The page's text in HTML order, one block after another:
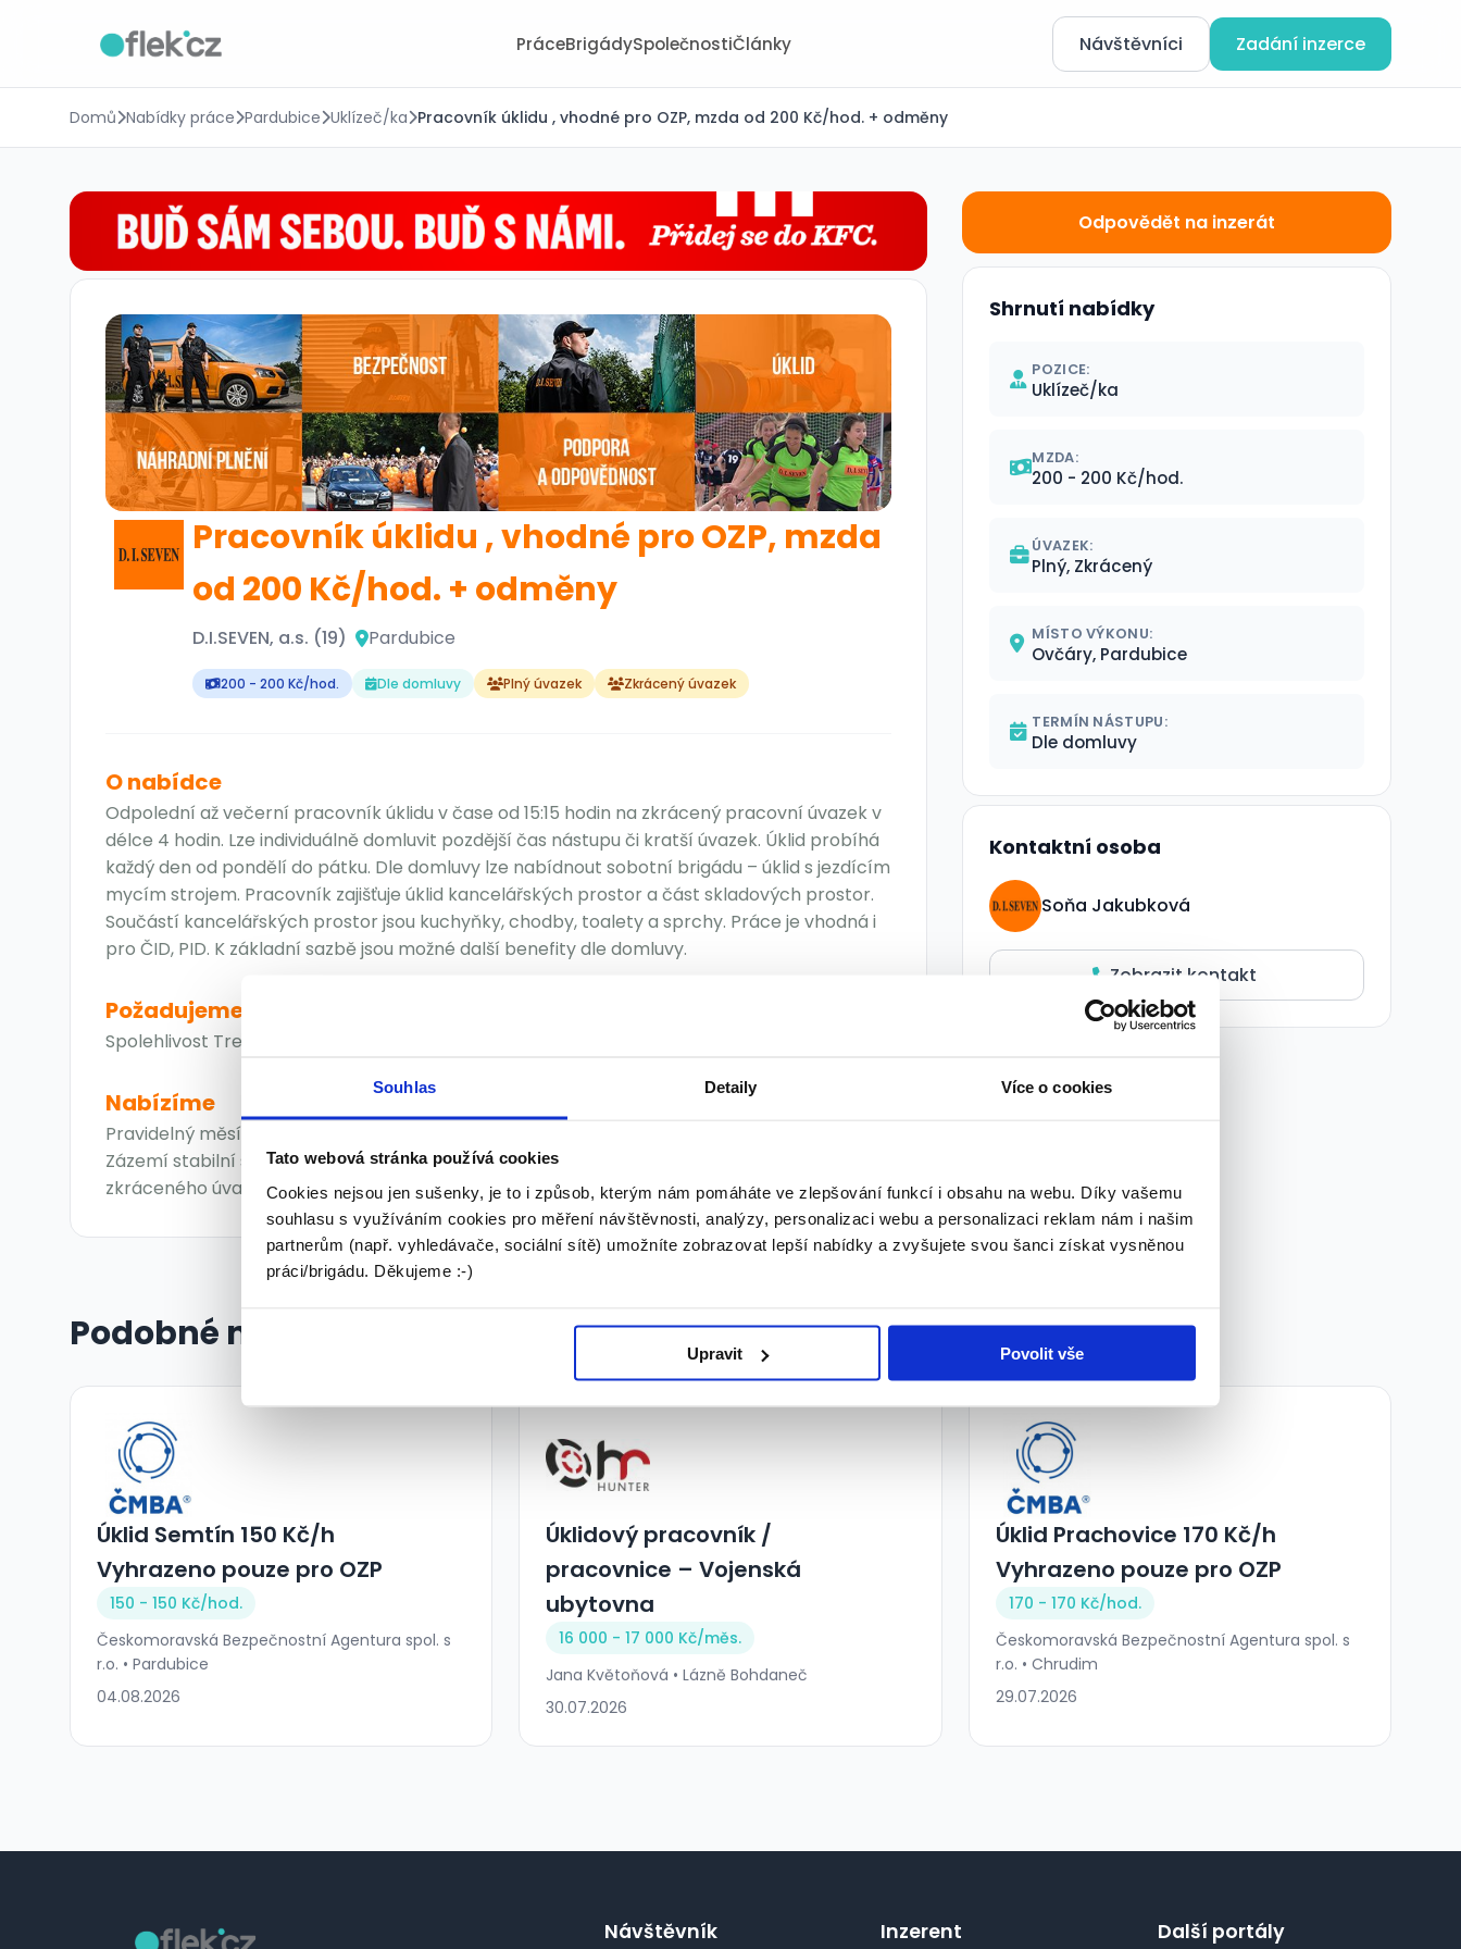
Souhlas Detaily Více o cookies
Tato webová stránka používá cookies
Cookies nejsou jen sušenky, je to i způsob, kterým nám pomáháte ve zlepšování funkcí i obsahu na webu. Díky vašemu
souhlasu s využíváním cookies pro měření návštěvnosti, analýzy, personalizaci webu a personalizaci reklam nám i našim
partnerům (např. vyhledávače, sociální sítě) umožníte zobrazovat lepší nabídky a zvyšujete svou šanci získat vysněnou
práci/brigádu. Děkujeme :-)
Upravit Povolit vše
PráceBrigádySpolečnostiČlánky Návštěvníci Zadání inzerce
Domů Nabídky práce Pardubice Uklízeč/ka Pracovník úklidu , vhodné pro OZP, mzda od 200 Kč/hod. + odměny
Pracovník úklidu , vhodné pro OZP, mzda
od 200 Kč/hod. + odměny
D.I.SEVEN, a.s. (19) Pardubice
200 - 200 Kč/hod. Dle domluvy Plný úvazek Zkrácený úvazek
O nabídce
Odpolední až večerní pracovník úklidu v čase od 15:15 hodin na zkrácený pracovní úvazek v
délce 4 hodin. Lze individuálně domluvit pozdější čas nástupu či kratší úvazek. Úklid probíhá
každý den od pondělí do pátku. Dle domluvy lze nabídnout sobotní brigádu – úklid s jezdícím
mycím strojem. Pracovník zajišťuje úklid kancelářských prostor a část skladových prostor.
Součástí kancelářských prostor jsou kuchyňky, chodby, toalety a sprchy. Práce je vhodná i
pro ČID, PID. K základní sazbě jsou možné další benefity dle domluvy.
Požadujeme
Spolehlivost Trestní bezúhonnost Samostatnost Pracovitost
Nabízíme
Pravidelný měsíční příjem Vhodné pro ČID, PID, ZPS Nestereotypní a zajímavá práce
Zázemí stabilní společnosti s dlouholetou tradicí Dlouhodobou spolupráci Možnost
zkráceného úvazku
Odpovědět na inzerát
Shrnutí nabídky
POZICE:
Uklízeč/ka
MZDA:
200 - 200 Kč/hod.
ÚVAZEK:
Plný, Zkrácený
MÍSTO VÝKONU:
Ovčáry, Pardubice
TERMÍN NÁSTUPU:
Dle domluvy
Kontaktní osoba
Soňa Jakubková
Zobrazit kontakt
Podobné nabídky
Úklid Semtín 150 Kč/h
Vyhrazeno pouze pro OZP
150 - 150 Kč/hod.
Českomoravská Bezpečnostní Agentura spol. s
r.o. • Pardubice
04.08.2026
Úklidový pracovník /
pracovnice – Vojenská
ubytovna
16 000 - 17 000 Kč/měs.
Jana Květoňová • Lázně Bohdaneč
30.07.2026
Úklid Prachovice 170 Kč/h
Vyhrazeno pouze pro OZP
170 - 170 Kč/hod.
Českomoravská Bezpečnostní Agentura spol. s
r.o. • Chrudim
29.07.2026
Návštěvník Inzerent Další portály